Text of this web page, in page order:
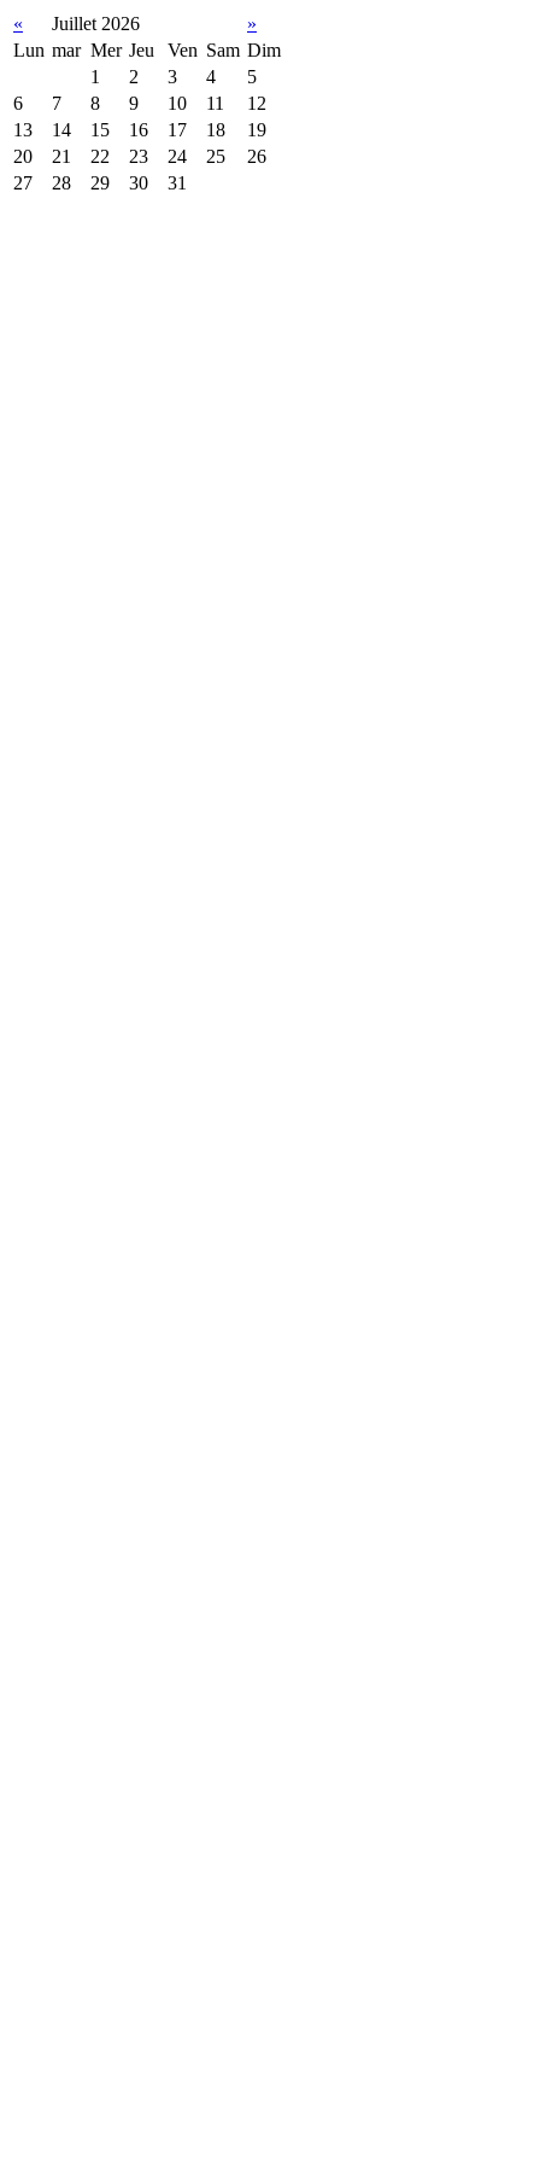
« Juillet 2026
»
Lun mar Mer Jeu Ven Sam Dim
1
2 3 4
5
6
7 8 9 10 11
12
13
14 15 16 17 18
19
20
21 22 23 24 25
26
27
28 29 30 31